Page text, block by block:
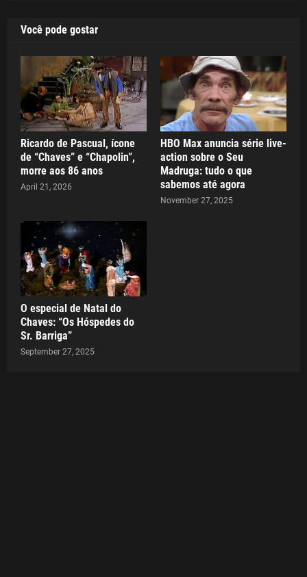
Você pode gostar
Ricardo de Pascual, ícone
de “Chaves” e “Chapolin”,
morre aos 86 anos
April 21, 2026
HBO Max anuncia série live-
action sobre o Seu
Madruga: tudo o que
sabemos até agora
November 27, 2025
O especial de Natal do
Chaves: “Os Hóspedes do
Sr. Barriga”
September 27, 2025